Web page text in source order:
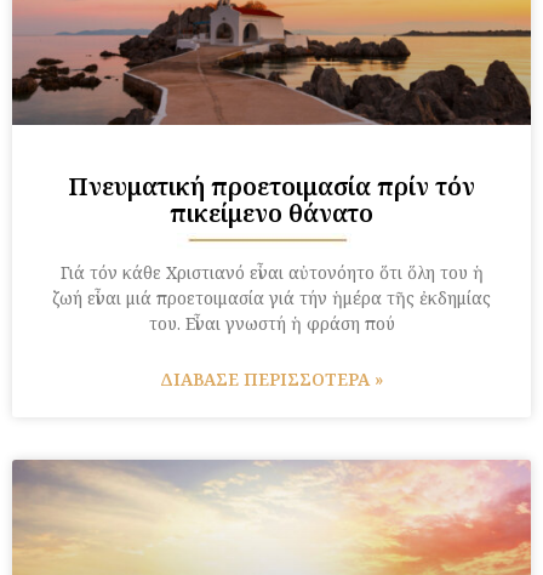
Πνευματική προετοιμασία πρίν τόν
ἐπικείμενο θάνατο
Γιά τόν κάθε Χριστιανό εἶναι αὐτονόητο ὅτι ὅλη του ἡ
ζωή εἶναι μιά προετοιμασία γιά τήν ἡμέρα τῆς ἐκδημίας
του. Εἶναι γνωστή ἡ φράση πού
ΔΙΑΒΑΣΕ ΠΕΡΙΣΣΟΤΕΡΑ »